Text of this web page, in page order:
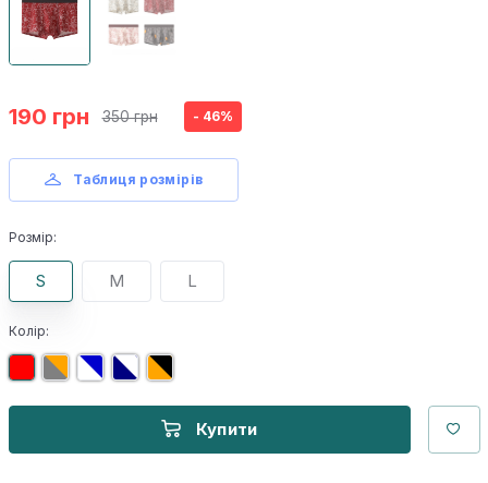
190 грн 350 грн - 46%
Таблиця розмірів
Розмір:
S M L
Колір:
Купити